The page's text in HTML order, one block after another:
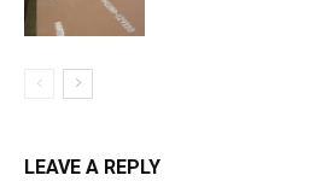
LEAVE A REPLY